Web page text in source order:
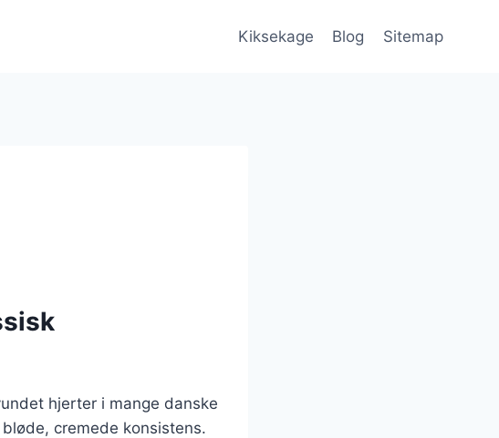
Kiksekage Blog Sitemap
hjerter i mange danske
cremede konsistens.